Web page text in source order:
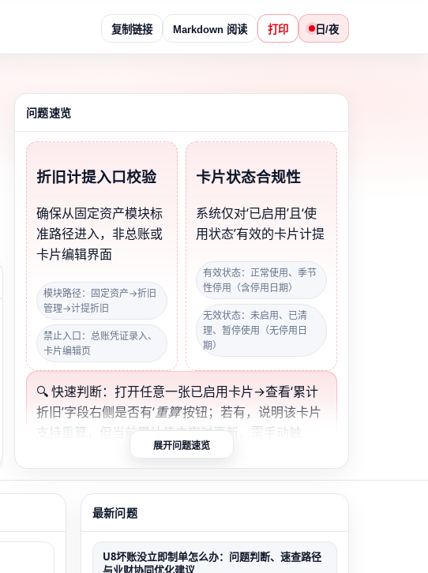
复制链接 Markdown 阅读 打印 日/夜
问题速览
折旧计提入口校验
确保从固定资产模块标
准路径进入，非总账或
卡片编辑界面
模块路径：固定资产→折旧
管理→计提折旧
禁止入口：总账凭证录入、
卡片编辑页
卡片状态合规性
系统仅对‘已启用’且‘使
用状态’有效的卡片计提
有效状态：正常使用、季节
性停用（含停用日期）
无效状态：未启用、已清
理、暂停使用（无停用日
期）
🔍 快速判断：打开任意一张已启用卡片→查看‘累计
折旧’字段右侧是否有‘重算’按钮；若有，说明该卡片
支持重算，但当前累计值未实时更新，需手动触
卡片启用日期错配场景
卡片启用日期为2023-
01-01，但首次计提在
卡片‘折旧费用分配科
目’未设置，导致凭证生
展开问题速览
最新问题
U8坏账没立即制单怎么办：问题判断、速查路径
与业财协同优化建议